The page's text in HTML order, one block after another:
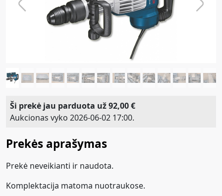
Previous Next
Ši prekė jau parduota už 92,00 €
Aukcionas vyko 2026-06-02 17:00.
Prekės aprašymas
Prekė neveikianti ir naudota.
Komplektacija matoma nuotraukose.